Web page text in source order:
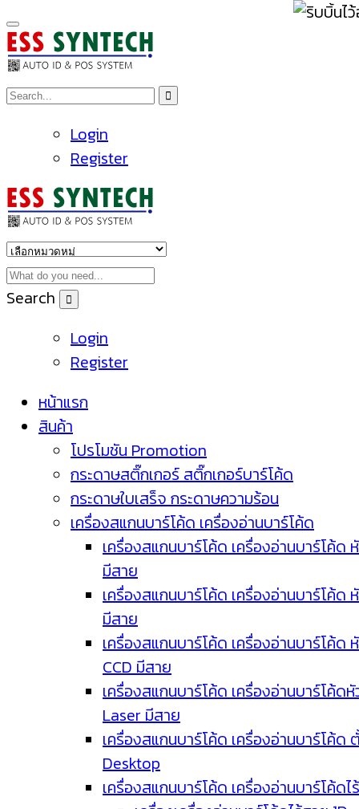
Login
Register
Search
Login
Register
หน้าแรก
สินค้า
โปรโมชัน Promotion
กระดาษสติ๊กเกอร์ สติ๊กเกอร์บาร์โค้ด
กระดาษใบเสร็จ กระดาษความร้อน
เครื่องสแกนบาร์โค้ด เครื่องอ่านบาร์โค้ด
เครื่องสแกนบาร์โค้ด เครื่องอ่านบาร์โค้ด
มีสาย
เครื่องสแกนบาร์โค้ด เครื่องอ่านบาร์โค้ด
มีสาย
เครื่องสแกนบาร์โค้ด เครื่องอ่านบาร์โค้ด
CCD มีสาย
เครื่องสแกนบาร์โค้ด เครื่องอ่านบาร์โค้ด
Laser มีสาย
เครื่องสแกนบาร์โค้ด เครื่องอ่านบาร์โค้ด
Desktop
เครื่องสแกนบาร์โค้ด เครื่องอ่านบาร์โค้ดไ